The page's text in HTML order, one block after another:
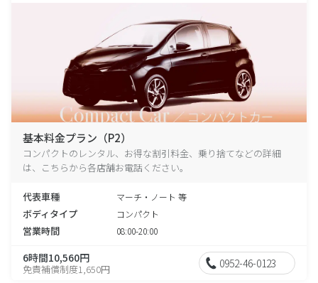
基本料金プラン（P2）
コンパクトのレンタル、お得な割引料金、乗り捨てなどの詳細
は、こちらから各店舗お電話ください。
代表車種 マーチ・ノート 等
ボディタイプ コンパクト
営業時間 08:00-20:00
6時間10,560円
免責補償制度1,650円 0952-46-0123